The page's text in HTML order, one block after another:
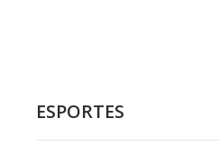
ESPORTES